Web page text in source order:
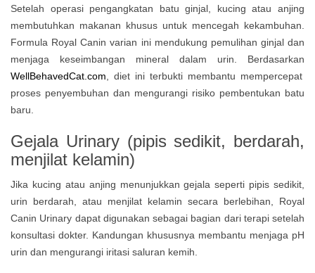
Setelah operasi pengangkatan batu ginjal, kucing atau anjing
membutuhkan makanan khusus untuk mencegah kekambuhan.
Formula Royal Canin varian ini mendukung pemulihan ginjal dan
menjaga keseimbangan mineral dalam urin. Berdasarkan
WellBehavedCat.com , diet ini terbukti membantu mempercepat
proses penyembuhan dan mengurangi risiko pembentukan batu
baru.
Gejala Urinary (pipis sedikit, berdarah,
menjilat kelamin)
Jika kucing atau anjing menunjukkan gejala seperti pipis sedikit,
urin berdarah, atau menjilat kelamin secara berlebihan, Royal
Canin Urinary dapat digunakan sebagai bagian dari terapi setelah
konsultasi dokter. Kandungan khususnya membantu menjaga pH
urin dan mengurangi iritasi saluran kemih.